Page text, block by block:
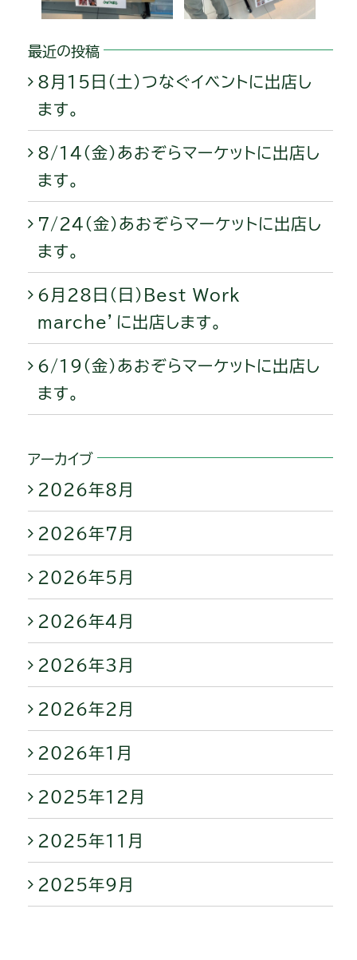
最近の投稿
8月15日（土）つなぐイベントに出店し
ます。
8/14（金）あおぞらマーケットに出店し
ます。
7/24（金）あおぞらマーケットに出店し
ます。
6月28日（日）Best Work
marche’に出店します。
6/19（金）あおぞらマーケットに出店し
ます。
アーカイブ
2026年8月
2026年7月
2026年5月
2026年4月
2026年3月
2026年2月
2026年1月
2025年12月
2025年11月
2025年9月